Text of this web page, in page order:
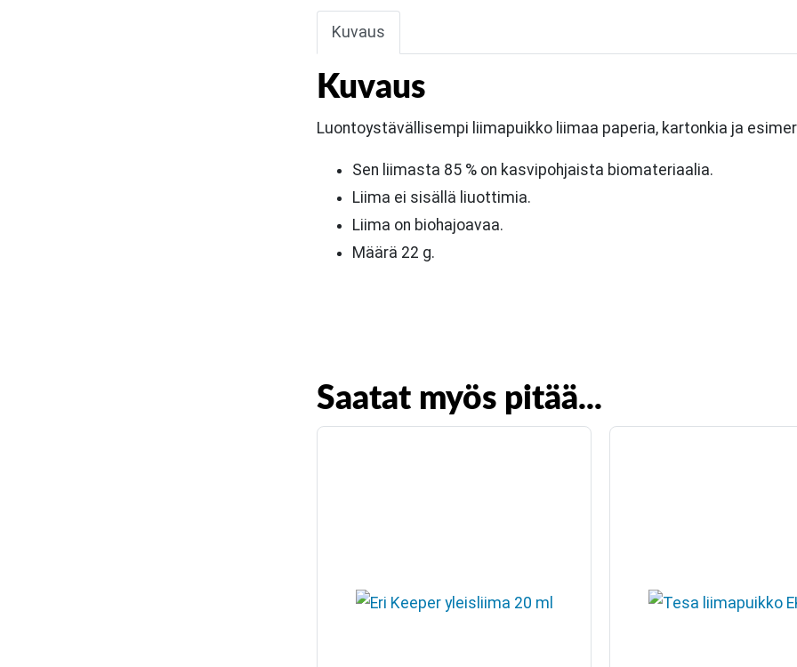
Kuvaus
Kuvaus
Luontoystävällisempi liimapuikko liimaa paperia, kartonkia ja
Sen liimasta 85 % on kasvipohjaista biomateriaalia.
Liima ei sisällä liuottimia.
Liima on biohajoavaa.
Määrä 22 g.
Saatat myös pitää...